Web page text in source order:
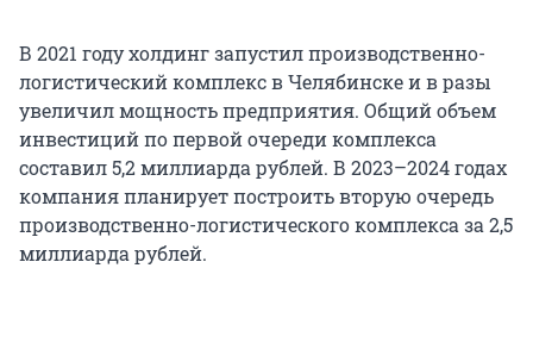
В 2021 году холдинг запустил производственно-
логистический комплекс в Челябинске и в разы
увеличил мощность предприятия. Общий объем
инвестиций по первой очереди комплекса
составил 5,2 миллиарда рублей. В 2023–2024 годах
компания планирует построить вторую очередь
производственно-логистического комплекса за 2,5
миллиарда рублей.